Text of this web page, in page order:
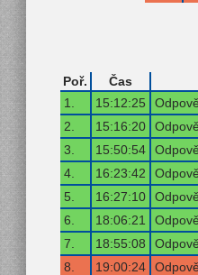
Poř.
Čas
1.
15:12:25
2.
15:16:20
3.
15:50:54
4.
16:23:42
5.
16:27:10
6.
18:06:21
7.
18:55:08
8.
19:00:24